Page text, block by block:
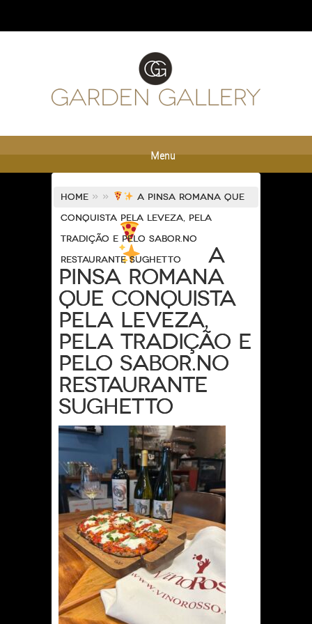
Menu
Home » »
A Pinsa Romana que
conquista pela leveza, pela
tradição e pelo sabor.No
restaurante Sughetto
A
Pinsa Romana
que conquista
pela leveza,
pela tradição e
pelo sabor.No
restaurante
Sughetto